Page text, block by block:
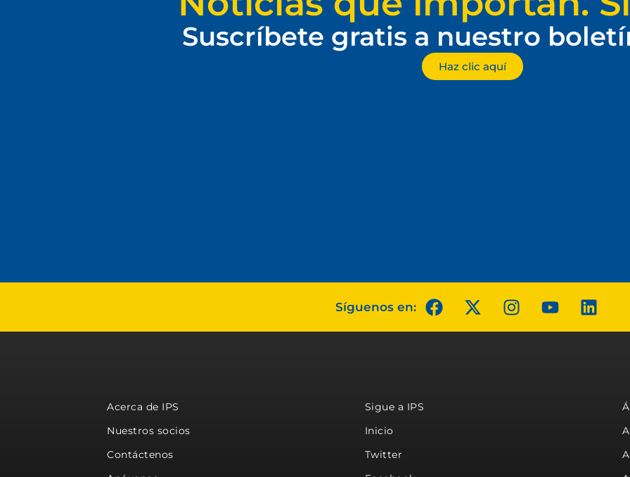
Suscríbete gratis a nuestro
Haz clic aquí
Síguenos en:
Acerca de IPS
Nuestros socios
Contáctenos
Sigue a IPS
Inicio
Twitter